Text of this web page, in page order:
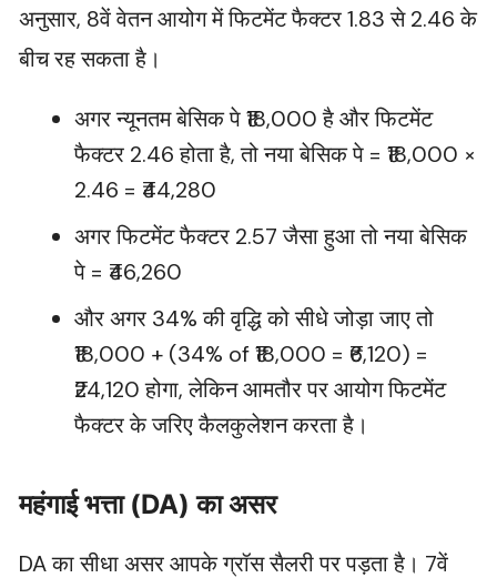
अनुसार, 8वें वेतन आयोग में फिटमेंट फैक्टर 1.83 से 2.46 के
बीच रह सकता है।
अगर न्यूनतम बेसिक पे ₹18,000 है और फिटमेंट
फैक्टर 2.46 होता है, तो नया बेसिक पे = ₹18,000 ×
2.46 = ₹44,280
अगर फिटमेंट फैक्टर 2.57 जैसा हुआ तो नया बेसिक
पे = ₹46,260
और अगर 34% की वृद्धि को सीधे जोड़ा जाए तो
₹18,000 + (34% of ₹18,000 = ₹6,120) =
₹24,120 होगा, लेकिन आमतौर पर आयोग फिटमेंट
फैक्टर के जरिए कैलकुलेशन करता है।
महंगाई भत्ता (DA) का असर
DA का सीधा असर आपके ग्रॉस सैलरी पर पड़ता है। 7वें